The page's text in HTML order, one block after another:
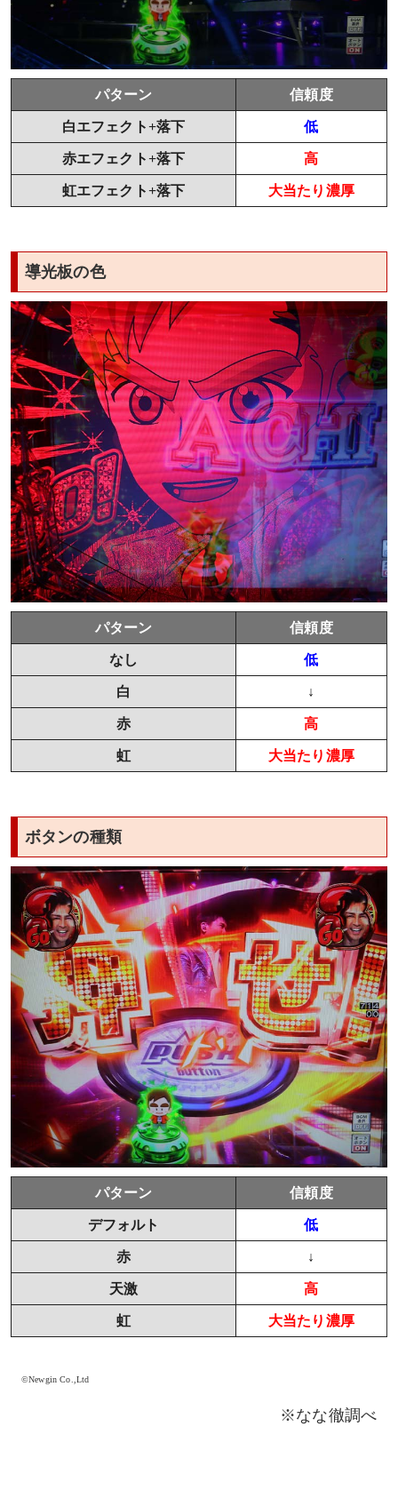
パターン 信頼度
白エフェクト+落下 低
赤エフェクト+落下 高
虹エフェクト+落下 大当たり濃厚
導光板の色
パターン 信頼度
なし 低
白 ↓
赤 高
虹 大当たり濃厚
ボタンの種類
パターン 信頼度
デフォルト 低
赤 ↓
天激 高
虹 大当たり濃厚
©Newgin Co.,Ltd
※なな徹調べ